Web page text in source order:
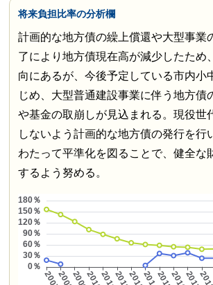
将来負担比率の分析欄
計画的な地方債の繰上償還や大型事業
了により地方債現在高が減少したため
向にあるが、今後予定している市内小
じめ、大型普通建設事業に伴う地方債
や基金の取崩しが見込まれる。現役世
しないよう計画的な地方債の発行を行
わたって平準化を図ることで、健全な
するよう努める。